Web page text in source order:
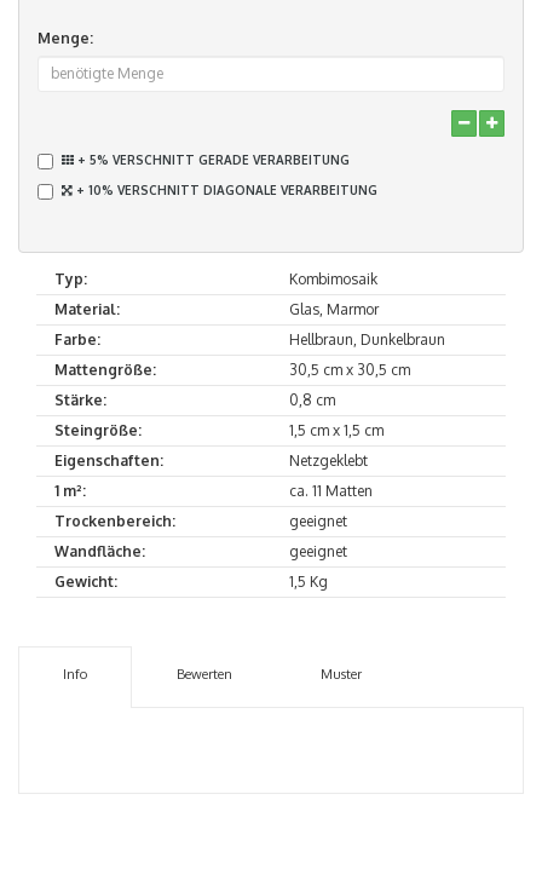
Menge:
+ 5% VERSCHNITT GERADE VERARBEITUNG
+ 10% VERSCHNITT DIAGONALE VERARBEITUNG
Typ:
Kombimosaik
Material:
Glas, Marmor
Farbe:
Hellbraun, Dunkelbraun
Mattengröße:
30,5 cm x 30,5 cm
Stärke:
0,8 cm
Steingröße:
1,5 cm x 1,5 cm
Eigenschaften:
Netzgeklebt
1 m²:
ca. 11 Matten
Trockenbereich:
geeignet
Wandfläche:
geeignet
Gewicht:
1,5 Kg
Info Bewerten Muster